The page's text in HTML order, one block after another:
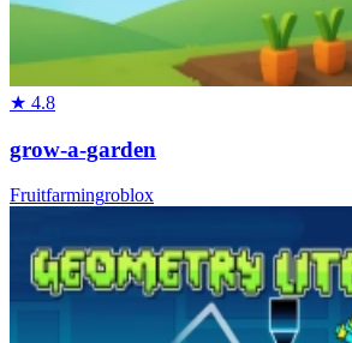
★ 4.8
grow-a-garden
Fruitfarmingroblox